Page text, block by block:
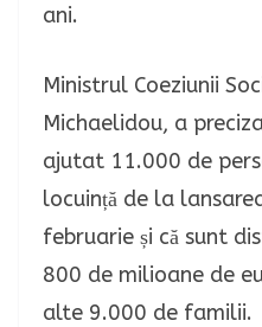
ani.
Ministrul Coeziunii
Michaelidou, a
ajutat 11.000 de
locuință de la
februarie și că sunt
800 de milioane de
alte 9.000 de familii.